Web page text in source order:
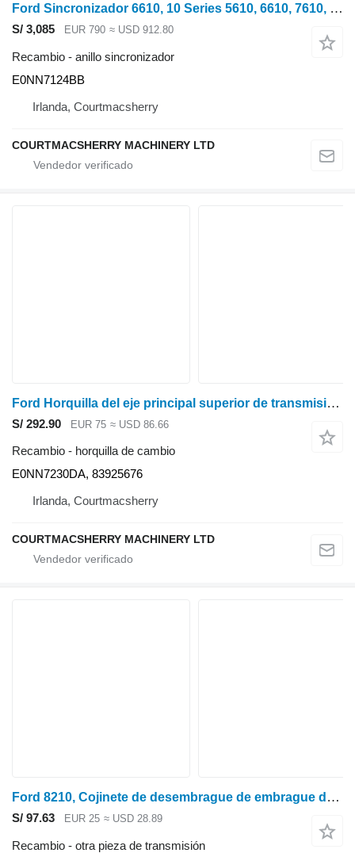
Ford Sincronizador 6610, 10 Series 5610, 6610, 7610, 7910, 8210, 7810 E0NN7124BB anillo sincronizador para tractor de ruedas
S/ 3,085 EUR 790 ≈ USD 912.80
Recambio - anillo sincronizador
E0NN7124BB
Irlanda, Courtmacsherry
COURTMACSHERRY MACHINERY LTD
Ford Horquilla del eje principal superior de transmisión serie 6610, 7610, 10 83925676 E0NN7230DA horquilla de cambio para Ford 5110, 5610, 6410, 6610, 6710, 6810, 7410, 7810, 7610, 7710, 7910, 8210 tractor de ruedas
S/ 292.90 EUR 75 ≈ USD 86.66
Recambio - horquilla de cambio
E0NN7230DA, 83925676
Irlanda, Courtmacsherry
COURTMACSHERRY MACHINERY LTD
Ford 8210, Cojinete de desembrague de embrague de transmisión serie 10 E1nn7571ca, E1 E1NN7571CA para Ford 5110, 5610, 6410, 6610, 6710, 6810, 7410, 7810, 7610, 7710, 7910, 8210 tractor de ruedas
S/ 97.63 EUR 25 ≈ USD 28.89
Recambio - otra pieza de transmisión